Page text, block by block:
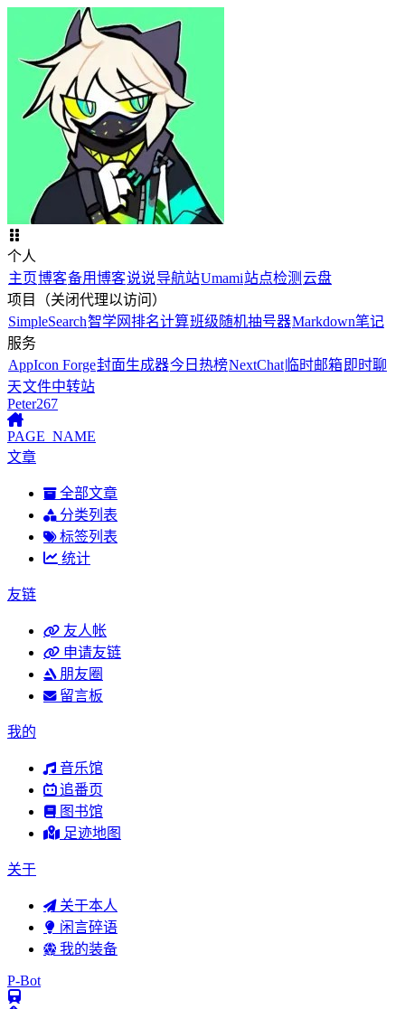
个人
主页博客备用博客说说导航站Umami站点检测 云盘
项目（关闭代理以访问）
SimpleSearch智学网排名计算班级随机抽号器Markdown笔记
服务
AppIcon Forge封面生成器今日热榜NextChat 临时邮箱 即时聊
天文件中转站
Peter267
PAGE_NAME
文章
全部文章
分类列表
标签列表
统计
友链
友人帐
申请友链
朋友圈
留言板
我的
音乐馆
追番页
图书馆
足迹地图
关于
关于本人
闲言碎语
我的装备
P-Bot